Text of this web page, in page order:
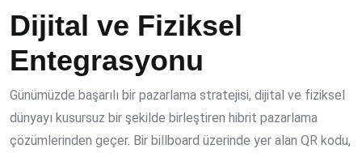
Dijital ve Fiziksel
Entegrasyonu
Günümüzde başarılı bir pazarlama stratejisi, dijital ve fiziksel
dünyayı kusursuz bir şekilde birleştiren hibrit pazarlama
çözümlerinden geçer. Bir billboard üzerinde yer alan QR kodu,